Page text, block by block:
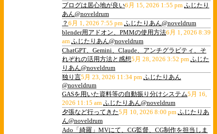
ブログは居心地が良い6月 15, 2026 1:55 pm ふじたり
あん@noveldrum
？ 6月 1, 2026 7:55 pm ふじたりあん@noveldrum
blender用アドオン、PMMの使用方法6月 1, 2026 8:39
am ふじたりあん@noveldrum
ChatGPT、Gemini、Claude、アンチグラビティ、そ
れぞれの活用方法と感想5月 28, 2026 3:52 pm ふじた
りあん@noveldrum
独り言5月 23, 2026 11:34 pm ふじたりあん
@noveldrum
GASを用いた資料等の自動振り分けシステム5月 16,
2026 11:15 am ふじたりあん@noveldrum
夕張など行ってきた5月 10, 2026 8:00 pm ふじたりあ
ん@noveldrum
Ado「綺羅」MVにて、CG監督、CG制作を担当しま